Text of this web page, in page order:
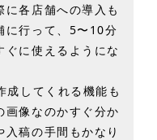
に各店舗への導入も
に行って、5〜10分
に使えるようにな
成してくれる機能も
像なのかすぐ分か
稿の手間もかなり